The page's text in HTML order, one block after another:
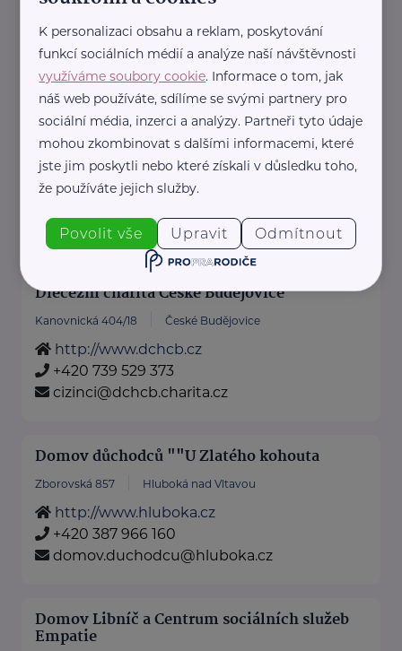
info@centrumbazalka.cz
Česká maltézská pomoc SŘMR pod
patronátem Velkopřevorství
českého,stř.Č.B.,o.p.s
Na Sadech 2035/19 České Budějovice
www.cmpcb.cz
cmpcb@cmpcb.cz
Diecézní charita České Budějovice
Kanovnická 404/18 České Budějovice
http://www.dchcb.cz
+420 739 529 373
cizinci@dchcb.charita.cz
Domov důchodců ""U Zlatého kohouta
Zborovská 857 Hluboká nad Vltavou
http://www.hluboka.cz
+420 387 966 160
domov.duchodcu@hluboka.cz
Domov Libníč a Centrum sociálních služeb
Empatie
K personalizaci obsahu a reklam, poskytování
funkcí sociálních médií a analýze naší návštěvnosti
využíváme soubory cookie. Informace o tom, jak
náš web používáte, sdílíme se svými partnery pro
sociální média, inzerci a analýzy. Partneři tyto údaje
mohou zkombinovat s dalšími informacemi, které
jste jim poskytli nebo které získali v důsledku toho,
že používáte jejich služby.
Povolit vše Upravit Odmítnout